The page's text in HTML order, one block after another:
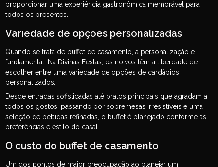
proporcionar uma experiência gastronômica memorável para
todos os presentes.
Variedade de opções personalizadas
Quando se trata de buffet de casamento, a personalização é
fundamental. Na Divinas Festas, os noivos têm a liberdade de
escolher entre uma variedade de opções de cardápios
personalizados.
Desde entradas sofisticadas até pratos principais que agradam a
todos os gostos, passando por sobremesas irresistíveis e uma
seleção de bebidas refinadas, o buffet é planejado conforme as
preferências e estilo do casal.
O custo do buffet de casamento
Um dos pontos de maior preocupação ao planejar um